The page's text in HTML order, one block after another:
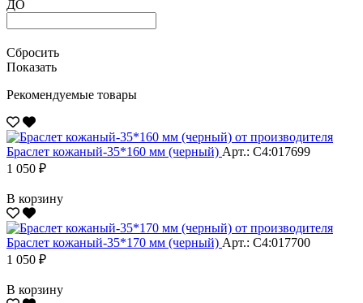
ДО
Сбросить
Показать
Рекомендуемые товары
Браслет кожаный-35*160 мм (черный) Арт.: С4:017699
1 050 ₽
В корзину
Браслет кожаный-35*170 мм (черный) Арт.: С4:017700
1 050 ₽
В корзину